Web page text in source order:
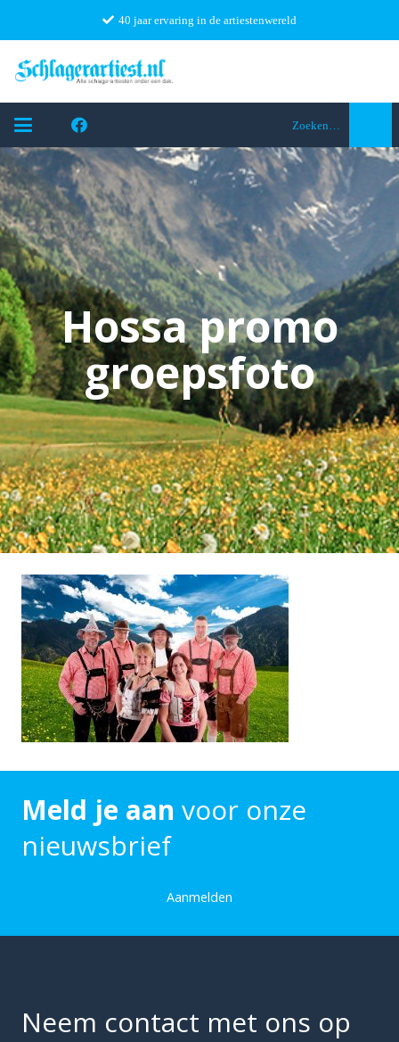
40 jaar ervaring in de artiestenwereld
Zoeken…
Hossa promo
groepsfoto
Meld je aan voor onze
nieuwsbrief
Aanmelden
Neem contact met ons op